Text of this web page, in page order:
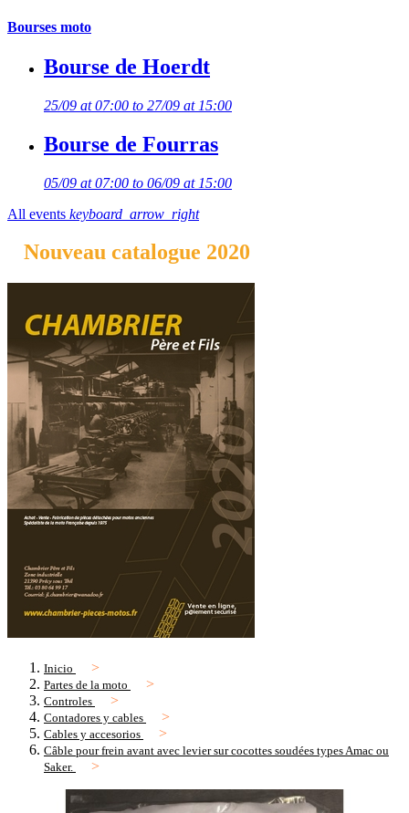
Bourses moto
Bourse de Hoerdt
25/09 at 07:00 to 27/09 at 15:00
Bourse de Fourras
05/09 at 07:00 to 06/09 at 15:00
All events keyboard_arrow_right
Nouveau catalogue 2020
Inicio
Partes de la moto
Controles
Contadores y cables
Cables y accesorios
Câble pour frein avant avec levier sur cocottes soudées types Amac ou
Saker.